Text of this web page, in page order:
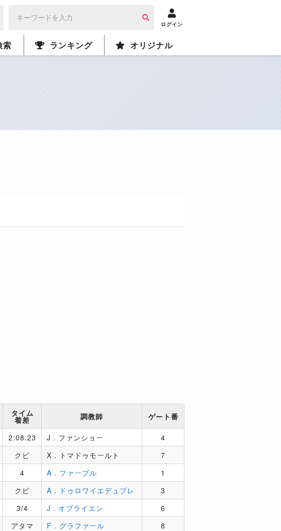
ログイン
索 ランキング オリジナル
タイム
着差 調教師 ゲート番
2:08:23 J．ファンショー
4
クビ X．トマドゥモールト
7
4 A．ファーブル
1
クビ A．ドゥロワイエデュプレ
3
3/4 J．オブライエン
6
アタマ F．グラファール
8